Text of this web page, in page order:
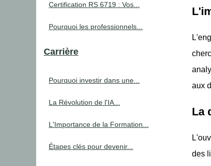
aux
La
des
Certification RS 6719 : Vos...
Pourquoi les professionnels...
Carrière
Pourquoi investir dans une...
La Révolution de l'IA...
L'Importance de la Formation...
Étapes clés pour devenir...